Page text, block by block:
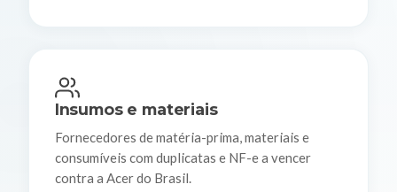
Insumos e materiais
Fornecedores de matéria-prima, materiais e
consumíveis com duplicatas e NF-e a vencer
contra a Acer do Brasil.